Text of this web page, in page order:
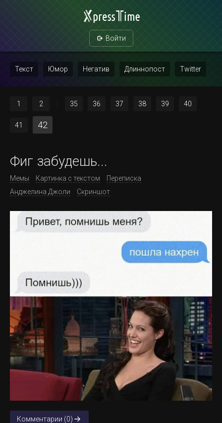
Войти
Текст Юмор Негатив Длиннопост Twitter
Повтор
1 2 35 36 37 38 39 40
41 42
Фиг забудешь...
Мемы Картинка с текстом
Переписка
Анджелина Джоли
Скриншот
Комментарии (0)